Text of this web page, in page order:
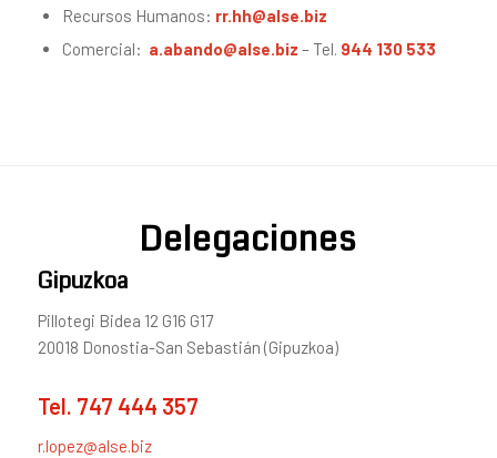
Recursos Humanos: rr.hh@alse.biz
Comercial: a.abando@alse.biz – Tel. 944 130 533
Delegaciones
Gipuzkoa
Pillotegi Bidea 12 G16 G17
20018 Donostia-San Sebastián (Gipuzkoa)
Tel. 747 444 357
r.lopez@alse.biz